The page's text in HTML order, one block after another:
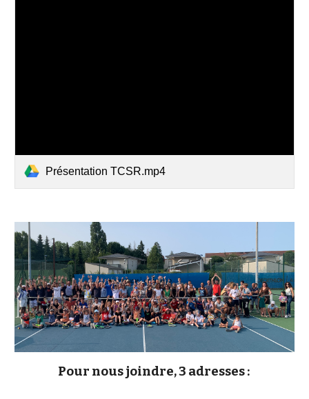
Présentation TCSR.mp4
Pour nous joindre, 3 adresses :